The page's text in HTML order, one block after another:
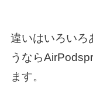
違いはいろいろ
うなら
ます。